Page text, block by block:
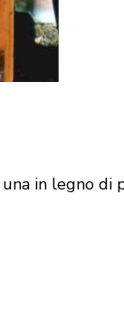
in legno di